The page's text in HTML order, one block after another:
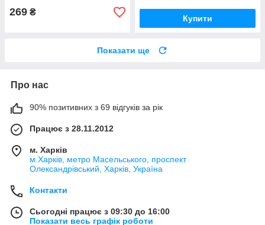
269 ₴
Купити
Показати ще
Про нас
90% позитивних з 69 відгуків за рік
Працює з 28.11.2012
м. Харків
м.Харків, метро Масельського, проспект
Олександрівський, Харків, Україна
Контакти
Сьогодні працює з 09:30 до 16:00
Показати весь графік роботи